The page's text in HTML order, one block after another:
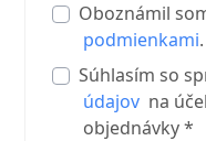
Oboznámil
podmienkami
Súhlasím so
údajov na
objednávky *